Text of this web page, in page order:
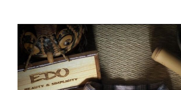
投
稿
ナ